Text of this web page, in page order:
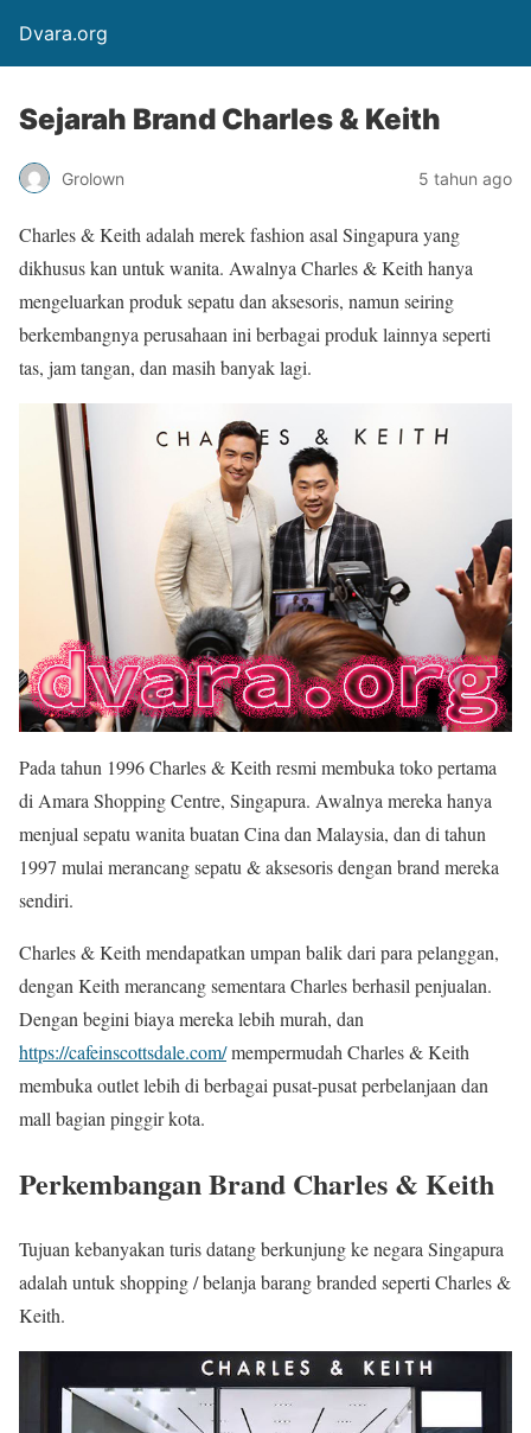
Dvara.org
Sejarah Brand Charles & Keith
Grolown 5 tahun ago
Charles & Keith adalah merek fashion asal Singapura yang
dikhusus kan untuk wanita. Awalnya Charles & Keith hanya
mengeluarkan produk sepatu dan aksesoris, namun seiring
berkembangnya perusahaan ini berbagai produk lainnya seperti
tas, jam tangan, dan masih banyak lagi.
Pada tahun 1996 Charles & Keith resmi membuka toko pertama
di Amara Shopping Centre, Singapura. Awalnya mereka hanya
menjual sepatu wanita buatan Cina dan Malaysia, dan di tahun
1997 mulai merancang sepatu & aksesoris dengan brand mereka
sendiri.
Charles & Keith mendapatkan umpan balik dari para pelanggan,
dengan Keith merancang sementara Charles berhasil penjualan.
Dengan begini biaya mereka lebih murah, dan
https://cafeinscottsdale.com/mempermudah Charles & Keith
membuka outlet lebih di berbagai pusat-pusat perbelanjaan dan
mall bagian pinggir kota.
Perkembangan Brand Charles & Keith
Tujuan kebanyakan turis datang berkunjung ke negara Singapura
adalah untuk shopping / belanja barang branded seperti Charles &
Keith.